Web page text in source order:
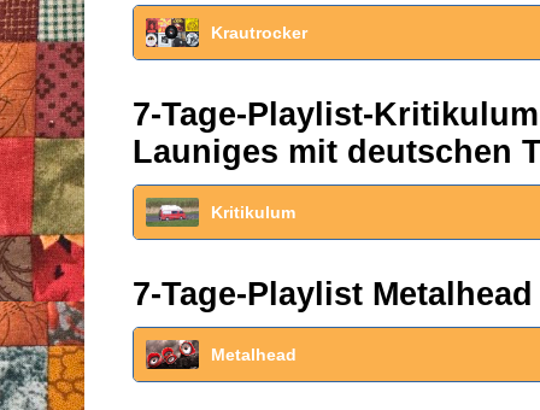
Krautrocker
7-Tage-Playlist-
Launiges mit deutschen
Kritikulum
7-Tage-Playlist
Metalhead